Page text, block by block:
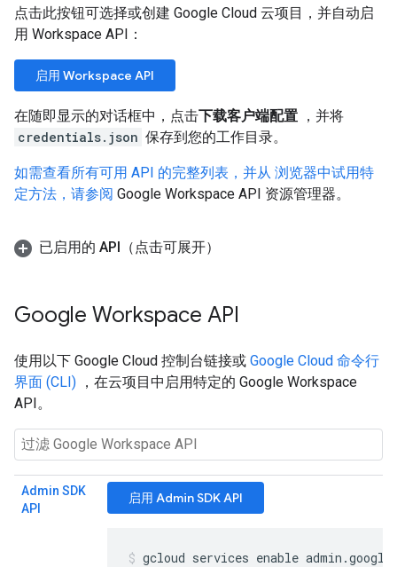
点击此按钮可选择或创建 Google Cloud 云项目，并自动启
用 Workspace API：
启用 Workspace API
在随即显示的对话框中，点击下载客户端配置 ，并将
credentials.json 保存到您的工作目录。
如需查看所有可用 API 的完整列表，并从 浏览器中试用特
定方法，请参阅 Google Workspace API 资源管理器。
已启用的 API（点击可展开）
Google Workspace API
使用以下 Google Cloud 控制台链接或 Google Cloud 命令行
界面 (CLI) ，在云项目中启用特定的 Google Workspace
API。
Admin SDK
API
启用 Admin SDK API
gcloud services enable admin .